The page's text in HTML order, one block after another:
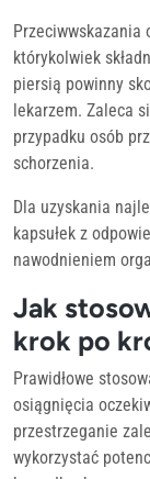
Przeciwwskazania
którykolwiek
piersią powinny
lekarzem. Zaleca
przypadku osób
schorzenia.
Dla uzyskania
kapsułek z
nawodnieniem
Jak
krok po
Prawidłowe
osiągnięcia
przestrzeganie
wykorzystać